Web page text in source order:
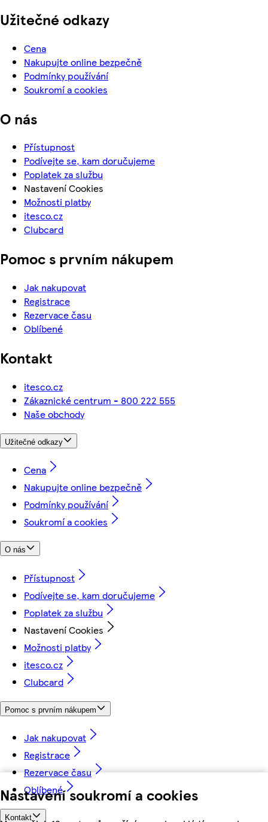
Nastavení soukromí a cookies
Užitečné odkazy
Cena
Nakupujte online bezpečně
Podmínky používání
Soukromí a cookies
O nás
Přístupnost
Podívejte se, kam doručujeme
Poplatek za službu
Nastavení Cookies
Možnosti platby
itesco.cz
Clubcard
Pomoc s prvním nákupem
Jak nakupovat
Registrace
Rezervace času
Oblíbené
Kontakt
itesco.cz
Zákaznické centrum - 800 222 555
Naše obchody
Užitečné odkazy
Cena
Nakupujte online bezpečně
Podmínky používání
Soukromí a cookies
O nás
Přístupnost
Podívejte se, kam doručujeme
Poplatek za službu
Nastavení Cookies
Možnosti platby
itesco.cz
Clubcard
Pomoc s prvním nákupem
Jak nakupovat
Registrace
Rezervace času
Oblíbené
Kontakt